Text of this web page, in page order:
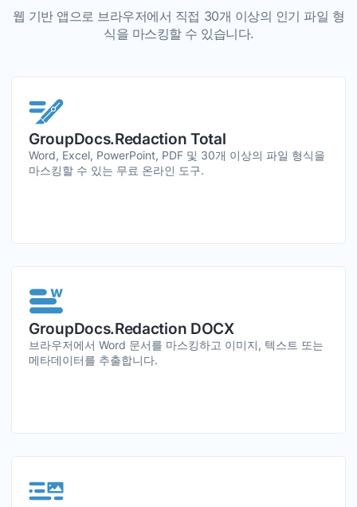
웹 기반 앱으로 브라우저에서 직접 30개 이상의 인기 파일 형
식을 마스킹할 수 있습니다.
GroupDocs.Redaction Total
Word, Excel, PowerPoint, PDF 및 30개 이상의 파일 형식을
마스킹할 수 있는 무료 온라인 도구.
GroupDocs.Redaction DOCX
브라우저에서 Word 문서를 마스킹하고 이미지, 텍스트 또는
메타데이터를 추출합니다.